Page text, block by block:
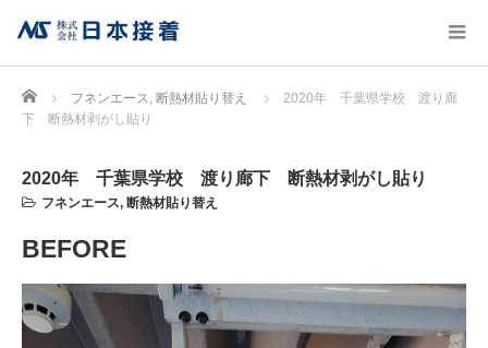
Home フネンエース, 断熱材貼り替え
2020年 千葉県学校 渡り廊
下 断熱材剥がし貼り
2020年 千葉県学校 渡り廊下 断熱材剥がし貼り
フネンエース, 断熱材貼り替え
BEFORE